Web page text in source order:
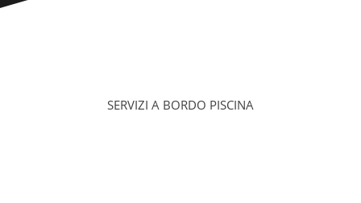
SERVIZI A BORDO PISCINA